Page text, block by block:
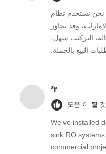
이온 교환 수지
솔레노이드 밸브
نحن نستخدم نظام you Reverse Osmosis هذا في
وقد تجاوز
التركيب سهل،
البيع بالجملة.
*r
도움 이 될
We’ve installed
sink RO
commercial